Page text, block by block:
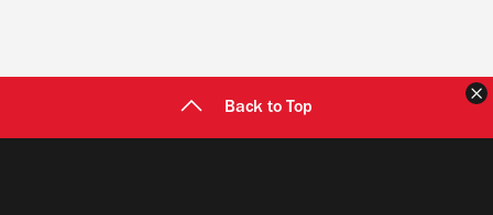
Back to Top